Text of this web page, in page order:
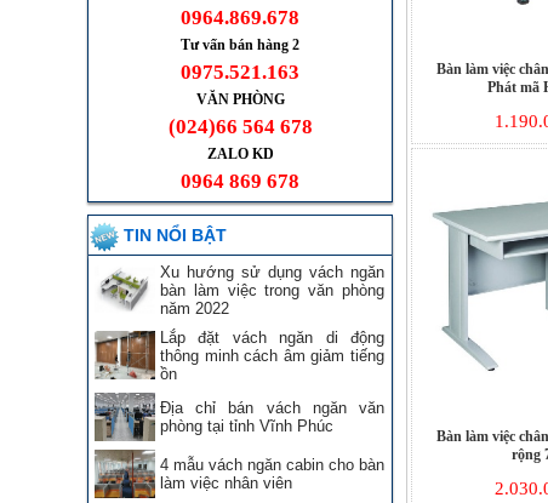
0964.869.678
Tư vấn bán hàng 2
0975.521.163
VĂN PHÒNG
(024)66 564 678
ZALO KD
0964 869 678
TIN NỔI BẬT
Xu hướng sử dụng vách ngăn
bàn làm việc trong văn phòng
năm 2022
Lắp đặt vách ngăn di động
thông minh cách âm giảm tiếng
ồn
Địa chỉ bán vách ngăn văn
phòng tại tỉnh Vĩnh Phúc
4 mẫu vách ngăn cabin cho bàn
làm việc nhân viên
Bàn làm việc
Phát mã
Bàn làm việc
rộng